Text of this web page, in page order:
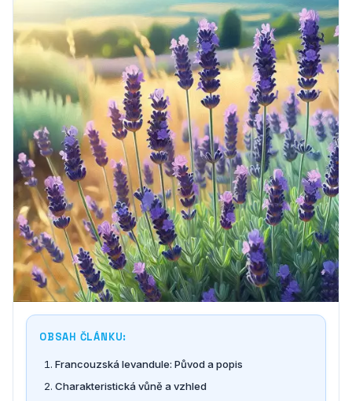
OBSAH ČLÁNKU:
Francouzská levandule: Původ a popis
Charakteristická vůně a vzhled